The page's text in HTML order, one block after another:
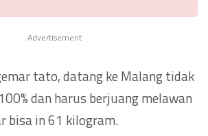
Advertisement
tato, datang ke Malang tidak
dan harus berjuang melawan
bisa in 61 kilogram.